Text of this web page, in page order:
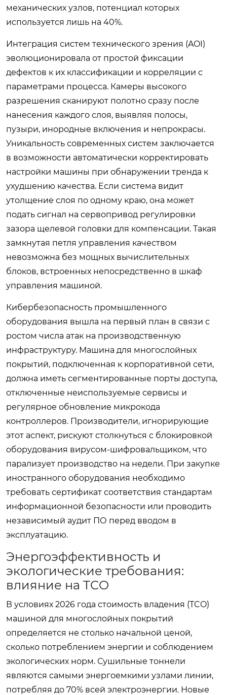
механических узлов, потенциал которых
используется лишь на 40%.
Интеграция систем технического зрения (AOI)
эволюционировала от простой фиксации
дефектов к их классификации и корреляции с
параметрами процесса. Камеры высокого
разрешения сканируют полотно сразу после
нанесения каждого слоя, выявляя полосы,
пузыри, инородные включения и непрокрасы.
Уникальность современных систем заключается
в возможности автоматически корректировать
настройки машины при обнаружении тренда к
ухудшению качества. Если система видит
утолщение слоя по одному краю, она может
подать сигнал на сервопривод регулировки
зазора щелевой головки для компенсации. Такая
замкнутая петля управления качеством
невозможна без мощных вычислительных
блоков, встроенных непосредственно в шкаф
управления машиной.
Кибербезопасность промышленного
оборудования вышла на первый план в связи с
ростом числа атак на производственную
инфраструктуру. Машина для многослойных
покрытий, подключенная к корпоративной сети,
должна иметь сегментированные порты доступа,
отключенные неиспользуемые сервисы и
регулярное обновление микрокода
контроллеров. Производители, игнорирующие
этот аспект, рискуют столкнуться с блокировкой
оборудования вирусом-шифровальщиком, что
парализует производство на недели. При закупке
иностранного оборудования необходимо
требовать сертификат соответствия стандартам
информационной безопасности или проводить
независимый аудит ПО перед вводом в
эксплуатацию.
Энергоэффективность и
экологические требования:
влияние на TCO
В условиях 2026 года стоимость владения (TCO)
машиной для многослойных покрытий
определяется не столько начальной ценой,
сколько потреблением энергии и соблюдением
экологических норм. Сушильные тоннели
являются самыми энергоемкими узлами линии,
потребляя до 70% всей электроэнергии. Новые